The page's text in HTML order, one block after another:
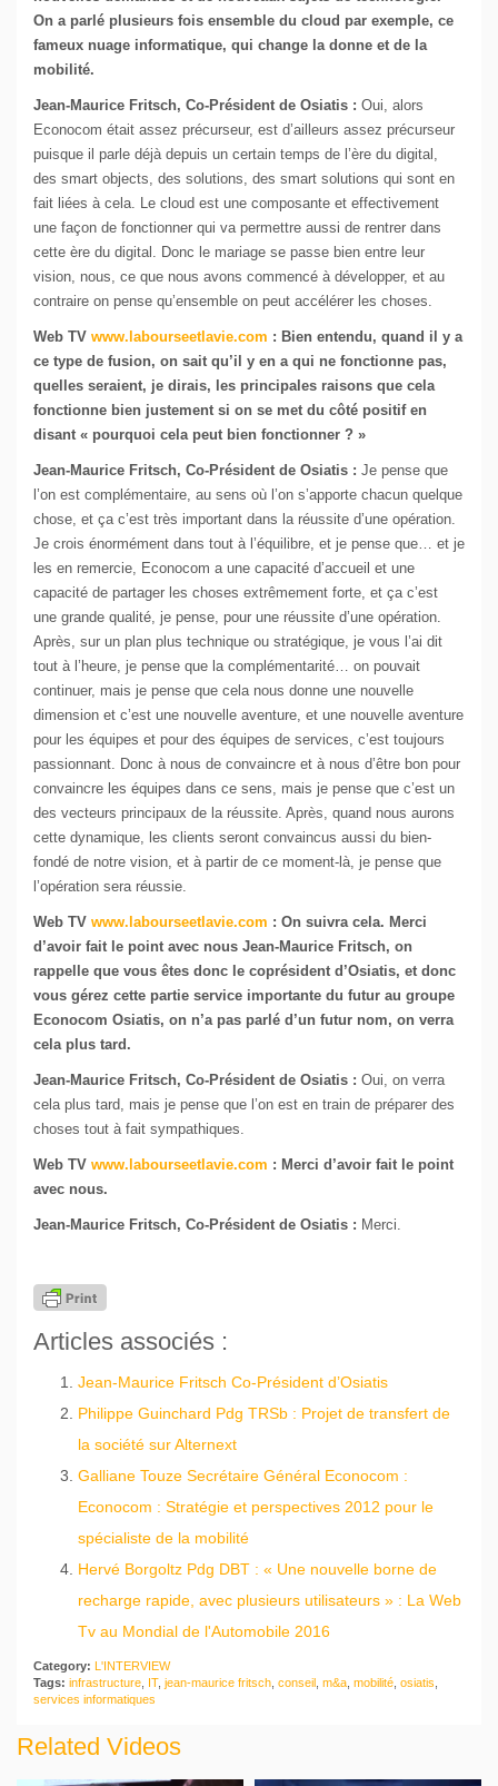
On a parlé plusieurs fois ensemble du cloud par exemple, ce
fameux nuage informatique, qui change la donne et de la
mobilité.
Jean-Maurice Fritsch, Co-Président de Osiatis : Oui, alors
Econocom était assez précurseur, est d’ailleurs assez précurseur
puisque il parle déjà depuis un certain temps de l’ère du digital,
des smart objects, des solutions, des smart solutions qui sont en
fait liées à cela. Le cloud est une composante et effectivement
une façon de fonctionner qui va permettre aussi de rentrer dans
cette ère du digital. Donc le mariage se passe bien entre leur
vision, nous, ce que nous avons commencé à développer, et au
contraire on pense qu’ensemble on peut accélérer les choses.
Web TV www.labourseetlavie.com : Bien entendu, quand il y a
ce type de fusion, on sait qu’il y en a qui ne fonctionne pas,
quelles seraient, je dirais, les principales raisons que cela
fonctionne bien justement si on se met du côté positif en
disant « pourquoi cela peut bien fonctionner ? »
Jean-Maurice Fritsch, Co-Président de Osiatis : Je pense que
l’on est complémentaire, au sens où l’on s’apporte chacun quelque
chose, et ça c’est très important dans la réussite d’une opération.
Je crois énormément dans tout à l’équilibre, et je pense que… et je
les en remercie, Econocom a une capacité d’accueil et une
capacité de partager les choses extrêmement forte, et ça c’est
une grande qualité, je pense, pour une réussite d’une opération.
Après, sur un plan plus technique ou stratégique, je vous l’ai dit
tout à l’heure, je pense que la complémentarité… on pouvait
continuer, mais je pense que cela nous donne une nouvelle
dimension et c’est une nouvelle aventure, et une nouvelle aventure
pour les équipes et pour des équipes de services, c’est toujours
passionnant. Donc à nous de convaincre et à nous d’être bon pour
convaincre les équipes dans ce sens, mais je pense que c’est un
des vecteurs principaux de la réussite. Après, quand nous aurons
cette dynamique, les clients seront convaincus aussi du bien-
fondé de notre vision, et à partir de ce moment-là, je pense que
l’opération sera réussie.
Web TV www.labourseetlavie.com : On suivra cela. Merci
d’avoir fait le point avec nous Jean-Maurice Fritsch, on
rappelle que vous êtes donc le coprésident d’Osiatis, et donc
vous gérez cette partie service importante du futur au groupe
Econocom Osiatis, on n’a pas parlé d’un futur nom, on verra
cela plus tard.
Jean-Maurice Fritsch, Co-Président de Osiatis : Oui, on verra
cela plus tard, mais je pense que l’on est en train de préparer des
choses tout à fait sympathiques.
Web TV www.labourseetlavie.com : Merci d’avoir fait le point
avec nous.
Jean-Maurice Fritsch, Co-Président de Osiatis : Merci.
Articles associés :
Jean-Maurice Fritsch Co-Président d’Osiatis
Philippe Guinchard Pdg TRSb : Projet de transfert de
la société sur Alternext
Galliane Touze Secrétaire Général Econocom :
Econocom : Stratégie et perspectives 2012 pour le
spécialiste de la mobilité
Hervé Borgoltz Pdg DBT : « Une nouvelle borne de
recharge rapide, avec plusieurs utilisateurs » : La Web
Tv au Mondial de l'Automobile 2016
Category: L'INTERVIEW
Tags: infrastructure IT, jean-maurice fritsch conseil m&a mobilité osiatis
services informatiques
Related Videos